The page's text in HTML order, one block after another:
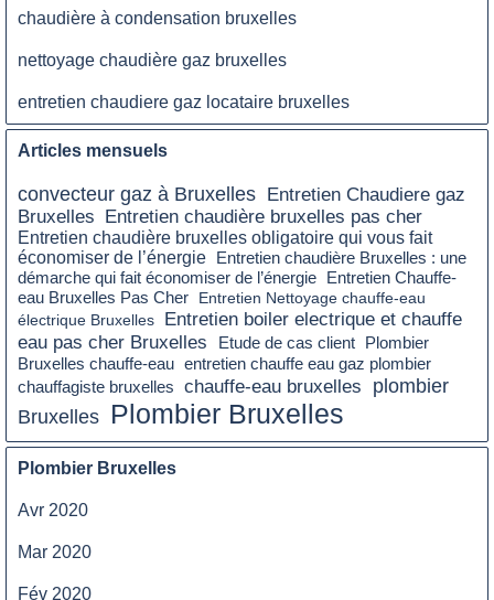
chaudière à condensation bruxelles
nettoyage chaudière gaz bruxelles
entretien chaudiere gaz locataire bruxelles
Articles mensuels
convecteur gaz à Bruxelles Entretien Chaudiere gaz
Bruxelles Entretien chaudière bruxelles pas cher
Entretien chaudière bruxelles obligatoire qui vous fait
économiser de l’énergie Entretien chaudière Bruxelles : une
démarche qui fait économiser de l’énergie
Entretien Chauffe-
eau Bruxelles Pas Cher
Entretien Nettoyage chauffe-eau
électrique Bruxelles
Entretien boiler electrique et chauffe
eau pas cher Bruxelles
Etude de cas client Plombier
Bruxelles chauffe-eau entretien chauffe eau gaz plombier
chauffagiste bruxelles chauffe-eau bruxelles
plombier
Bruxelles Plombier Bruxelles
Plombier Bruxelles
Avr 2020
Mar 2020
Fév 2020